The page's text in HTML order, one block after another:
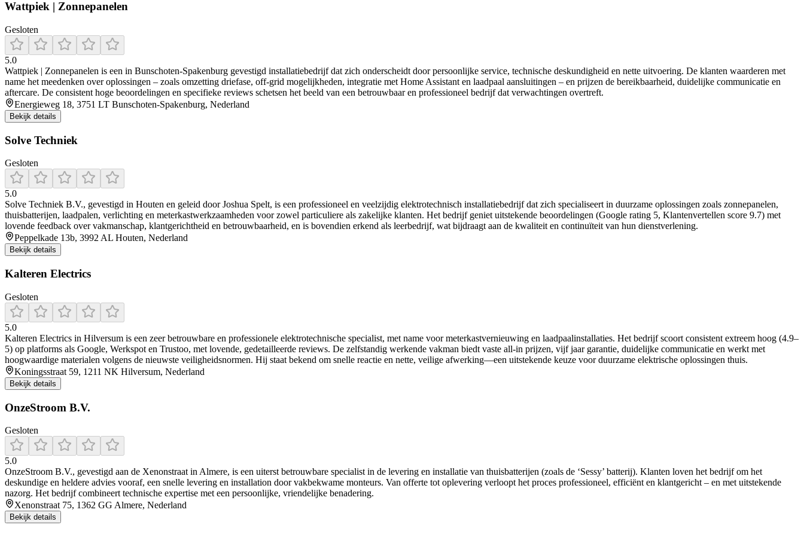
Wattpiek | Zonnepanelen
Gesloten
5.0
Wattpiek | Zonnepanelen is een in Bunschoten‑Spakenburg gevestigd installatiebedrijf dat zich onderscheidt door persoonlijke service, technische deskundigheid en nette uitvoering. De klanten waarderen met
name het meedenken over oplossingen – zoals omzetting driefase, off‑grid mogelijkheden, integratie met Home Assistant en laadpaal aansluitingen – en prijzen de bereikbaarheid, duidelijke communicatie en
aftercare. De consistent hoge beoordelingen en specifieke reviews schetsen het beeld van een betrouwbaar en professioneel bedrijf dat verwachtingen overtreft.
Energieweg 18, 3751 LT Bunschoten-Spakenburg, Nederland
Bekijk details
Solve Techniek
Gesloten
5.0
Solve Techniek B.V., gevestigd in Houten en geleid door Joshua Spelt, is een professioneel en veelzijdig elektrotechnisch installatiebedrijf dat zich specialiseert in duurzame oplossingen zoals zonnepanelen,
thuisbatterijen, laadpalen, verlichting en meterkastwerkzaamheden voor zowel particuliere als zakelijke klanten. Het bedrijf geniet uitstekende beoordelingen (Google rating 5, Klantenvertellen score 9.7) met
lovende feedback over vakmanschap, klantgerichtheid en betrouwbaarheid, en is bovendien erkend als leerbedrijf, wat bijdraagt aan de kwaliteit en continuïteit van hun dienstverlening.
Peppelkade 13b, 3992 AL Houten, Nederland
Bekijk details
Kalteren Electrics
Gesloten
5.0
Kalteren Electrics in Hilversum is een zeer betrouwbare en professionele elektrotechnische specialist, met name voor meterkastvernieuwing en laadpaalinstallaties. Het bedrijf scoort consistent extreem hoog (4.9–
5) op platforms als Google, Werkspot en Trustoo, met lovende, gedetailleerde reviews. De zelfstandig werkende vakman biedt vaste all‑in prijzen, vijf jaar garantie, duidelijke communicatie en werkt met
hoogwaardige materialen volgens de nieuwste veiligheidsnormen. Hij staat bekend om snelle reactie en nette, veilige afwerking—een uitstekende keuze voor duurzame elektrische oplossingen thuis.
Koningsstraat 59, 1211 NK Hilversum, Nederland
Bekijk details
OnzeStroom B.V.
Gesloten
5.0
OnzeStroom B.V., gevestigd aan de Xenonstraat in Almere, is een uiterst betrouwbare specialist in de levering en installatie van thuisbatterijen (zoals de ‘Sessy’ batterij). Klanten loven het bedrijf om het
deskundige en heldere advies vooraf, een snelle levering en installation door vakbekwame monteurs. Van offerte tot oplevering verloopt het proces professioneel, efficiënt en klantgericht – en met uitstekende
nazorg. Het bedrijf combineert technische expertise met een persoonlijke, vriendelijke benadering.
Xenonstraat 75, 1362 GG Almere, Nederland
Bekijk details